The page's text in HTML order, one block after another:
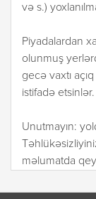
və s.)
Piyadalardan
olunmuş
gecə vaxtı
istifadə etsinlər.
Unutmayın:
məlumatda